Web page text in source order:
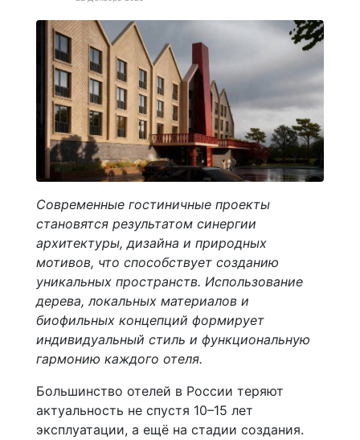
Современные гостиничные проекты
становятся результатом синергии
архитектуры, дизайна и природных
мотивов, что способствует созданию
уникальных пространств. Использование
дерева, локальных материалов и
биофильных концепций формирует
индивидуальный стиль и функциональную
гармонию каждого отеля.
Большинство отелей в России теряют
актуальность не спустя 10–15 лет
эксплуатации, а ещё на стадии создания.